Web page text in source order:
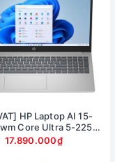
trung thực và
HP Laptop AI 15-
Core Ultra 5-225U
SSD 512GB Màn hình
FullHD Touch
17.890.000₫